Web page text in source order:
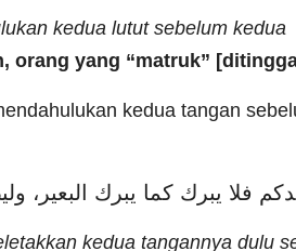
kedua lutut sebelum kedua
orang yang “matruk”
kedua tangan
فلا يبرك كما يبرك البعير،
kedua tangannya dulu